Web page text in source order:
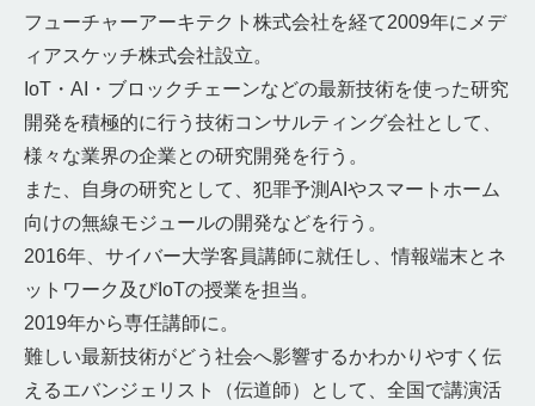
フューチャーアーキテクト株式会社を経て2009年にメデ
ィアスケッチ株式会社設立。
IoT・AI・ブロックチェーンなどの最新技術を使った研究
開発を積極的に行う技術コンサルティング会社として、
様々な業界の企業との研究開発を行う。
また、自身の研究として、犯罪予測AIやスマートホーム
向けの無線モジュールの開発などを行う。
2016年、サイバー大学客員講師に就任し、情報端末とネ
ットワーク及びIoTの授業を担当。
2019年から専任講師に。
難しい最新技術がどう社会へ影響するかわかりやすく伝
えるエバンジェリスト（伝道師）として、全国で講演活